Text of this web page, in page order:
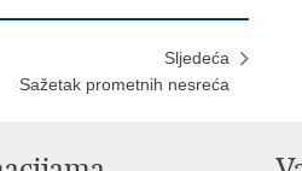
Sljedeća
Sažetak prometnih nesreća